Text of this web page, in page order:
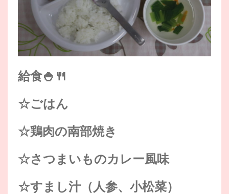
給食🍚🍴
☆ごはん
☆鶏肉の南部焼き
☆さつまいものカレー風味
☆すまし汁（人参、小松菜）